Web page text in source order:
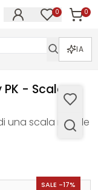
0 0
IA
- Scala
una scala mobile
SALE -17%